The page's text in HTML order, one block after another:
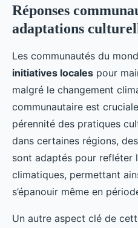
Réponses
adaptations
Les communautés du
initiatives locales pour
malgré le changement
communautaire est
pérennité des pratiques
dans certaines régions,
sont adaptés pour refléter
climatiques, permettant
s’épanouir même en
Un autre aspect clé de